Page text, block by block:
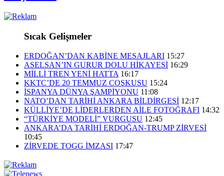
Sıcak Gelişmeler
ERDOĞAN’DAN KABİNE MESAJLARI 15:27
ASELSAN’IN GURUR DOLU HİKAYESİ 16:29
MİLLİ TREN YENİ HATTA 16:17
KKTC’DE 20 TEMMUZ COŞKUSU 15:24
İSPANYA DÜNYA ŞAMPİYONU 11:08
NATO’DAN TARİHİ ANKARA BİLDİRGESİ 12:17
KÜLLİYE’DE LİDERLERDEN AİLE FOTOĞRAFI 14:32
“TÜRKİYE MODELİ” VURGUSU 12:45
ANKARA’DA TARİHİ ERDOĞAN-TRUMP ZİRVESİ
10:45
ZİRVEDE TOGG İMZASI 17:47